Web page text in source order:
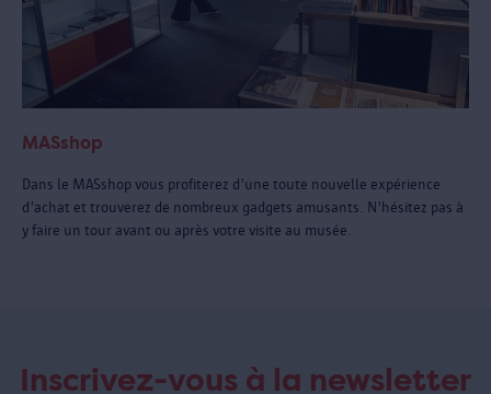
MASshop
Dans le MASshop vous profiterez d'une toute nouvelle expérience
d'achat et trouverez de nombreux gadgets amusants. N'hésitez pas à
y faire un tour avant ou après votre visite au musée.
Inscrivez-vous à la newsletter